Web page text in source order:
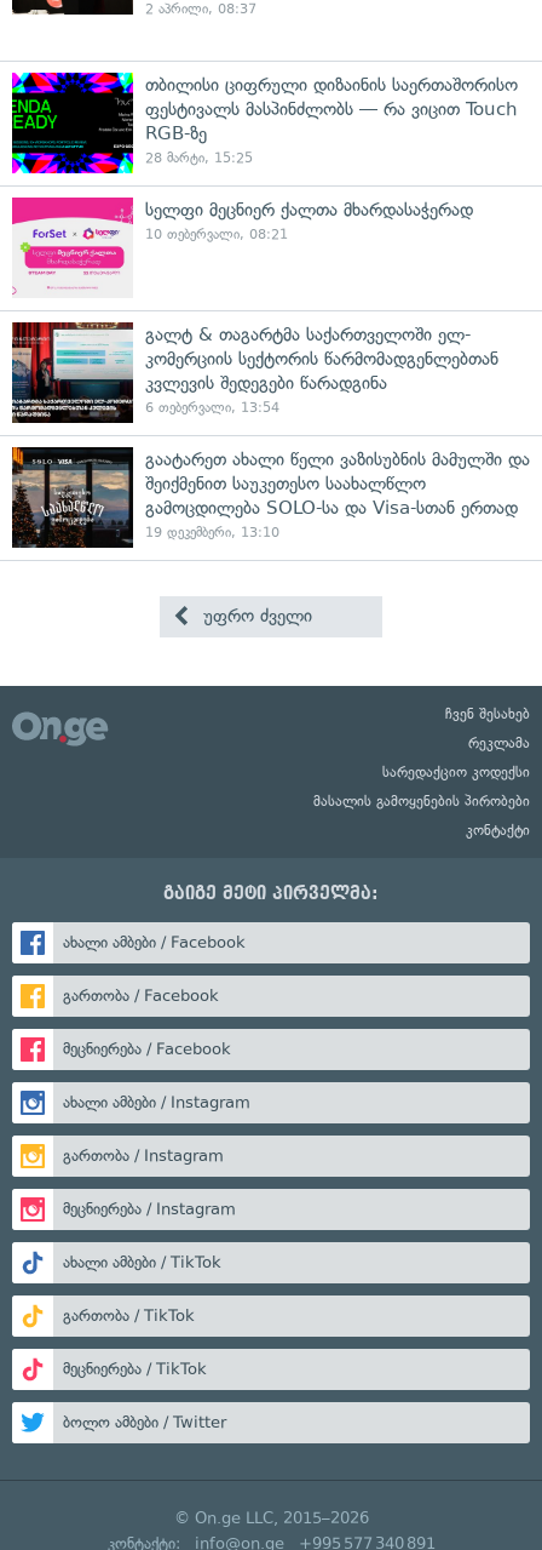
2 აპრილი, 08:37
თბილისი ციფრული დიზაინის საერთაშორისო
ფესტივალს მასპინძლობს — რა ვიცით Touch
RGB-ზე
28 მარტი, 15:25
სელფი მეცნიერ ქალთა მხარდასაჭერად
10 თებერვალი, 08:21
გალტ & თაგარტმა საქართველოში ელ-
კომერციის სექტორის წარმომადგენლებთან
კვლევის შედეგები წარადგინა
6 თებერვალი, 13:54
გაატარეთ ახალი წელი ვაზისუბნის მამულში და
შეიქმენით საუკეთესო საახალწლო
გამოცდილება SOLO-სა და Visa-სთან ერთად
19 დეკემბერი, 13:10
უფრო ძველი
ჩვენ შესახებ
რეკლამა
სარედაქციო კოდექსი
მასალის გამოყენების პირობები
კონტაქტი
გაიგე მეტი პირველმა:
ახალი ამბები / Facebook
გართობა / Facebook
მეცნიერება / Facebook
ახალი ამბები / Instagram
გართობა / Instagram
მეცნიერება / Instagram
ახალი ამბები / TikTok
გართობა / TikTok
მეცნიერება / TikTok
ბოლო ამბები / Twitter
© On.ge LLC, 2015–2026
კონტაქტი: info@on.ge +995 577 340 891